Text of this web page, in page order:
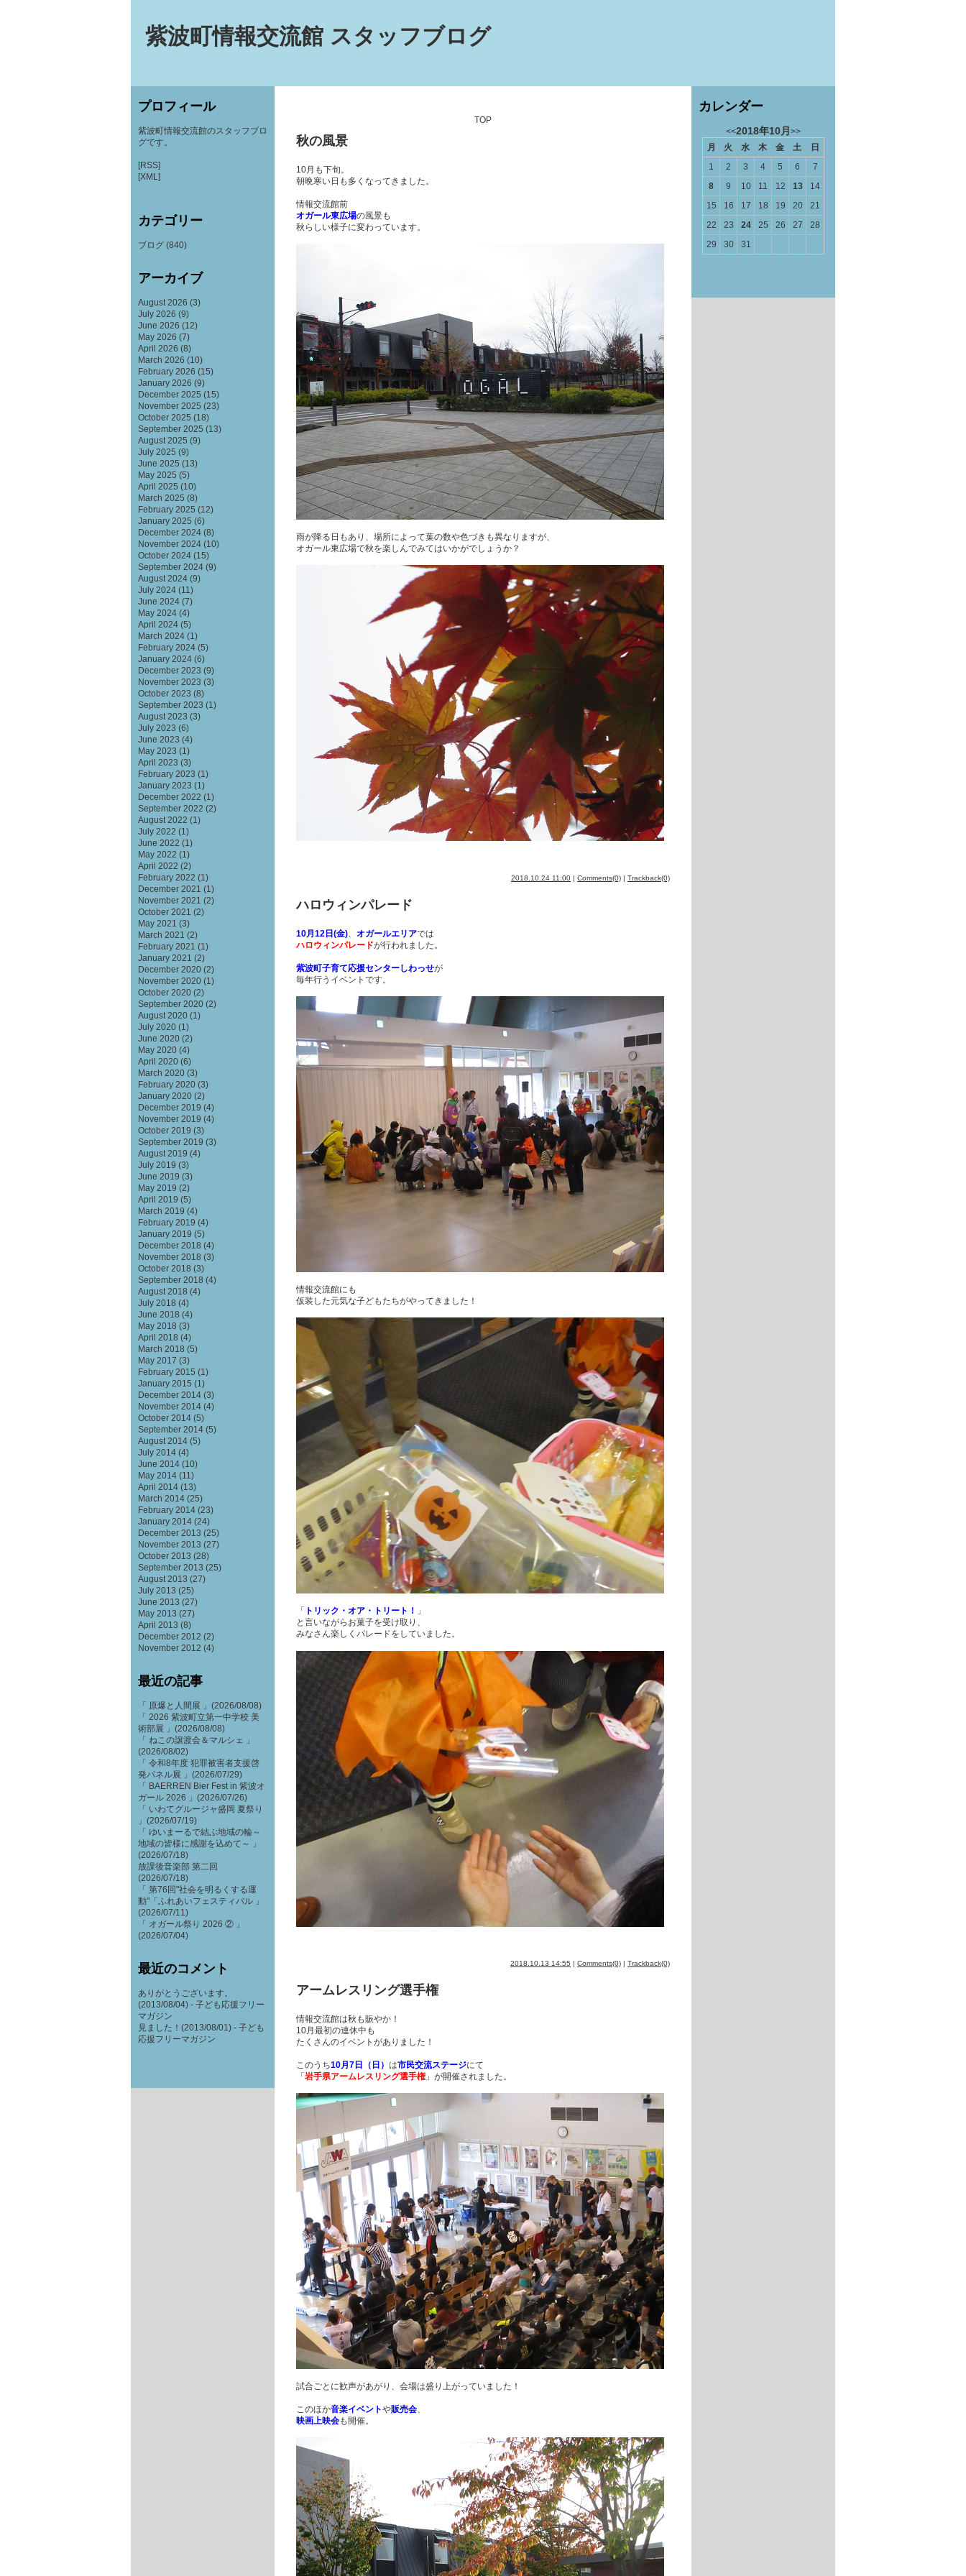
紫波町情報交流館 スタッフブログ
TOP
秋の風景
10月も下旬。
朝晩寒い日も多くなってきました。
情報交流館前
オガール東広場の風景も
秋らしい様子に変わっています。
雨が降る日もあり、場所によって葉の数や色づきも異なりますが、
オガール東広場で秋を楽しんでみてはいかがでしょうか？
2018.10.24 11:00 | Comments(0) | Trackback(0)
ハロウィンパレード
10月12日(金)、 オガールエリアでは
ハロウィンパレードが行われました。
紫波町子育て応援センターしわっせが
毎年行うイベントです。
情報交流館にも
仮装した元気な子どもたちがやってきました！
「 トリック・オア・トリート！
」
と言いながらお菓子を受け取り、
みなさん楽しくパレードをしていました。
2018.10.13 14:55 | Comments(0) | Trackback(0)
アームレスリング選手権
情報交流館は秋も賑やか！
10月最初の連休中も
たくさんのイベントがありました！
このうち10月7日（日） は市民交流ステージにて
「岩手県アームレスリング選手権」が開催されました。
試合ごとに歓声があがり、会場は盛り上がっていました！
このほか音楽イベントや販売会
映画上映会も開催。
プロフィール
紫波町情報交流館のスタッフブロ
グです。
[RSS]
[XML]
カテゴリー
ブログ (840)
アーカイブ
August 2026 (3)
July 2026 (9)
June 2026 (12)
May 2026 (7)
April 2026 (8)
March 2026 (10)
February 2026 (15)
January 2026 (9)
December 2025 (15)
November 2025 (23)
October 2025 (18)
September 2025 (13)
August 2025 (9)
July 2025 (9)
June 2025 (13)
May 2025 (5)
April 2025 (10)
March 2025 (8)
February 2025 (12)
January 2025 (6)
December 2024 (8)
November 2024 (10)
October 2024 (15)
September 2024 (9)
August 2024 (9)
July 2024 (11)
June 2024 (7)
May 2024 (4)
April 2024 (5)
March 2024 (1)
February 2024 (5)
January 2024 (6)
December 2023 (9)
November 2023 (3)
October 2023 (8)
September 2023 (1)
August 2023 (3)
July 2023 (6)
June 2023 (4)
May 2023 (1)
April 2023 (3)
February 2023 (1)
January 2023 (1)
December 2022 (1)
September 2022 (2)
August 2022 (1)
July 2022 (1)
June 2022 (1)
May 2022 (1)
April 2022 (2)
February 2022 (1)
December 2021 (1)
November 2021 (2)
October 2021 (2)
May 2021 (3)
March 2021 (2)
February 2021 (1)
January 2021 (2)
December 2020 (2)
November 2020 (1)
October 2020 (2)
September 2020 (2)
August 2020 (1)
July 2020 (1)
June 2020 (2)
May 2020 (4)
April 2020 (6)
March 2020 (3)
February 2020 (3)
January 2020 (2)
December 2019 (4)
November 2019 (4)
October 2019 (3)
September 2019 (3)
August 2019 (4)
July 2019 (3)
June 2019 (3)
May 2019 (2)
April 2019 (5)
March 2019 (4)
February 2019 (4)
January 2019 (5)
December 2018 (4)
November 2018 (3)
October 2018 (3)
September 2018 (4)
August 2018 (4)
July 2018 (4)
June 2018 (4)
May 2018 (3)
April 2018 (4)
March 2018 (5)
May 2017 (3)
February 2015 (1)
January 2015 (1)
December 2014 (3)
November 2014 (4)
October 2014 (5)
September 2014 (5)
August 2014 (5)
July 2014 (4)
June 2014 (10)
May 2014 (11)
April 2014 (13)
March 2014 (25)
February 2014 (23)
January 2014 (24)
December 2013 (25)
November 2013 (27)
October 2013 (28)
September 2013 (25)
August 2013 (27)
July 2013 (25)
June 2013 (27)
May 2013 (27)
April 2013 (8)
December 2012 (2)
November 2012 (4)
最近の記事
「 原爆と人間展 」(2026/08/08)
「 2026 紫波町立第一中学校 美
術部展 」(2026/08/08)
「 ねこの譲渡会＆マルシェ 」
(2026/08/02)
「 令和8年度 犯罪被害者支援啓
発パネル展 」(2026/07/29)
「 BAERREN Bier Fest in 紫波オ
ガール 2026 」(2026/07/26)
「 いわてグルージャ盛岡 夏祭り
」(2026/07/19)
「 ゆいまーるで結ぶ地域の輪～
地域の皆様に感謝を込めて～ 」
(2026/07/18)
放課後音楽部 第二回
(2026/07/18)
「 第76回"社会を明るくする運
動"「ふれあいフェスティバル 」
(2026/07/11)
「 オガール祭り 2026 ② 」
(2026/07/04)
最近のコメント
ありがとうございます。
(2013/08/04) - 子ども応援フリー
マガジン
見ました！(2013/08/01) - 子ども
応援フリーマガジン
カレンダー
<<2018年10月 >>
月
火 水 木 金 土
日
1
2 3 4 5 6
7
8
9 10 11 12 13
14
15
16 17 18 19 20
21
22
23 24 25 26 27
28
29
30 31